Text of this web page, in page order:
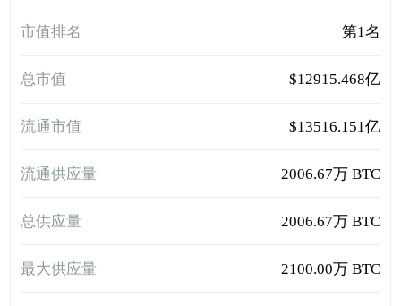
市值排名 第1名
总市值 $12915.468亿
流通市值 $13516.151亿
流通供应量 2006.67万 BTC
总供应量 2006.67万 BTC
最大供应量 2100.00万 BTC